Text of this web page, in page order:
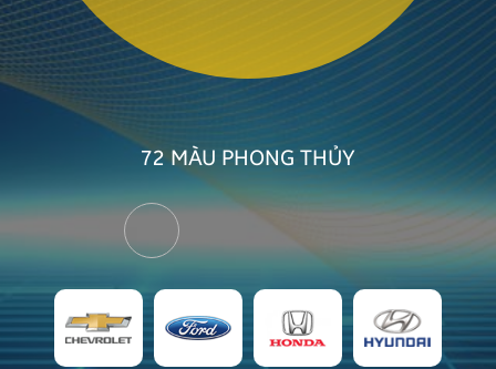
72 MÀU PHONG THỦY